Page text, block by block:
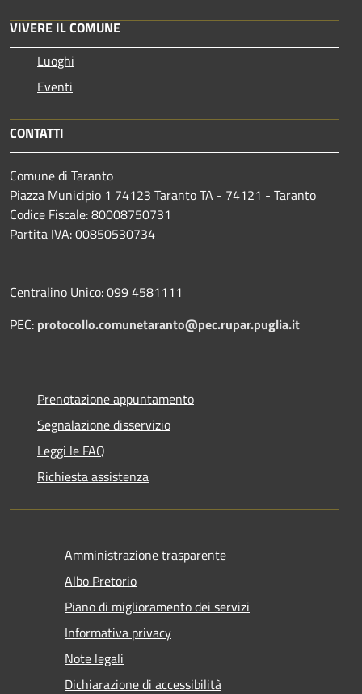
VIVERE IL COMUNE
Luoghi
Eventi
CONTATTI
Comune di Taranto
Piazza Municipio 1 74123 Taranto TA - 74121 - Taranto
Codice Fiscale: 80008750731
Partita IVA: 00850530734
Centralino Unico: 099 4581111
PEC: protocollo.comunetaranto@pec.rupar.puglia.it
Prenotazione appuntamento
Segnalazione disservizio
Leggi le FAQ
Richiesta assistenza
Amministrazione trasparente
Albo Pretorio
Piano di miglioramento dei servizi
Informativa privacy
Note legali
Dichiarazione di accessibilità